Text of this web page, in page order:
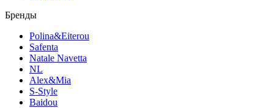
Бренды
Polina&Eiterou
Safenta
Natale Navetta
NL
Alex&Mia
S-Style
Baidou